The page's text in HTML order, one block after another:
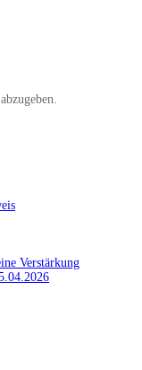
Verstärkung